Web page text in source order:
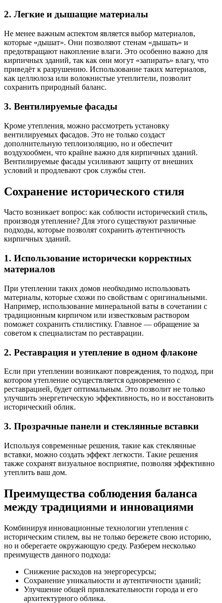
2. Легкие и дышащие материалы
Не менее важным аспектом является выбор материалов,
которые «дышат». Они позволяют стенам «дышать» и
предотвращают накопление влаги. Это особенно важно для
кирпичных зданий, так как они могут «запирать» влагу, что
приведёт к разрушению. Использование таких материалов,
как целлюлоза или волокнистые утеплители, позволит
сохранить природный баланс.
3. Вентилируемые фасады
Кроме утепления, можно рассмотреть установку
вентилируемых фасадов. Это не только создаст
дополнительную теплоизоляцию, но и обеспечит
воздухообмен, что крайне важно для кирпичных зданий.
Вентилируемые фасады усиливают защиту от внешних
условий и продлевают срок службы стен.
Сохранение исторического стиля
Часто возникает вопрос: как соблюсти исторический стиль,
производя утепление? Для этого существуют различные
подходы, которые позволят сохранить аутентичность
кирпичных зданий.
1. Использование исторически корректных
материалов
При утеплении таких домов необходимо использовать
материалы, которые схожи по свойствам с оригинальными.
Например, использование минеральной ваты в сочетании с
традиционным кирпичом или известковым раствором
поможет сохранить стилистику. Главное — обращение за
советом к специалистам по реставрации.
2. Реставрация и утепление в одном флаконе
Если при утеплении возникают повреждения, то подход, при
котором утепление осуществляется одновременно с
реставрацией, будет оптимальным. Это позволит не только
улучшить энергетическую эффективность, но и восстановить
исторический облик.
3. Прозрачные панели и стеклянные вставки
Используя современные решения, такие как стеклянные
вставки, можно создать эффект легкости. Такие решения
также сохранят визуальное восприятие, позволяя эффективно
утеплить ваш дом.
Преимущества соблюдения баланса
между традициями и инновациями
Комбинируя инновационные технологии утепления с
историческим стилем, вы не только бережете свою историю,
но и оберегаете окружающую среду. Разберем несколько
преимуществ данного подхода:
Снижение расходов на энергоресурсы;
Сохранение уникальности и аутентичности зданий;
Улучшение общей привлекательности города и его
архитектурного облика.